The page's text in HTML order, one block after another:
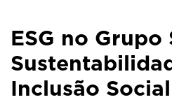
ESG no Grupo
Inclusão Social